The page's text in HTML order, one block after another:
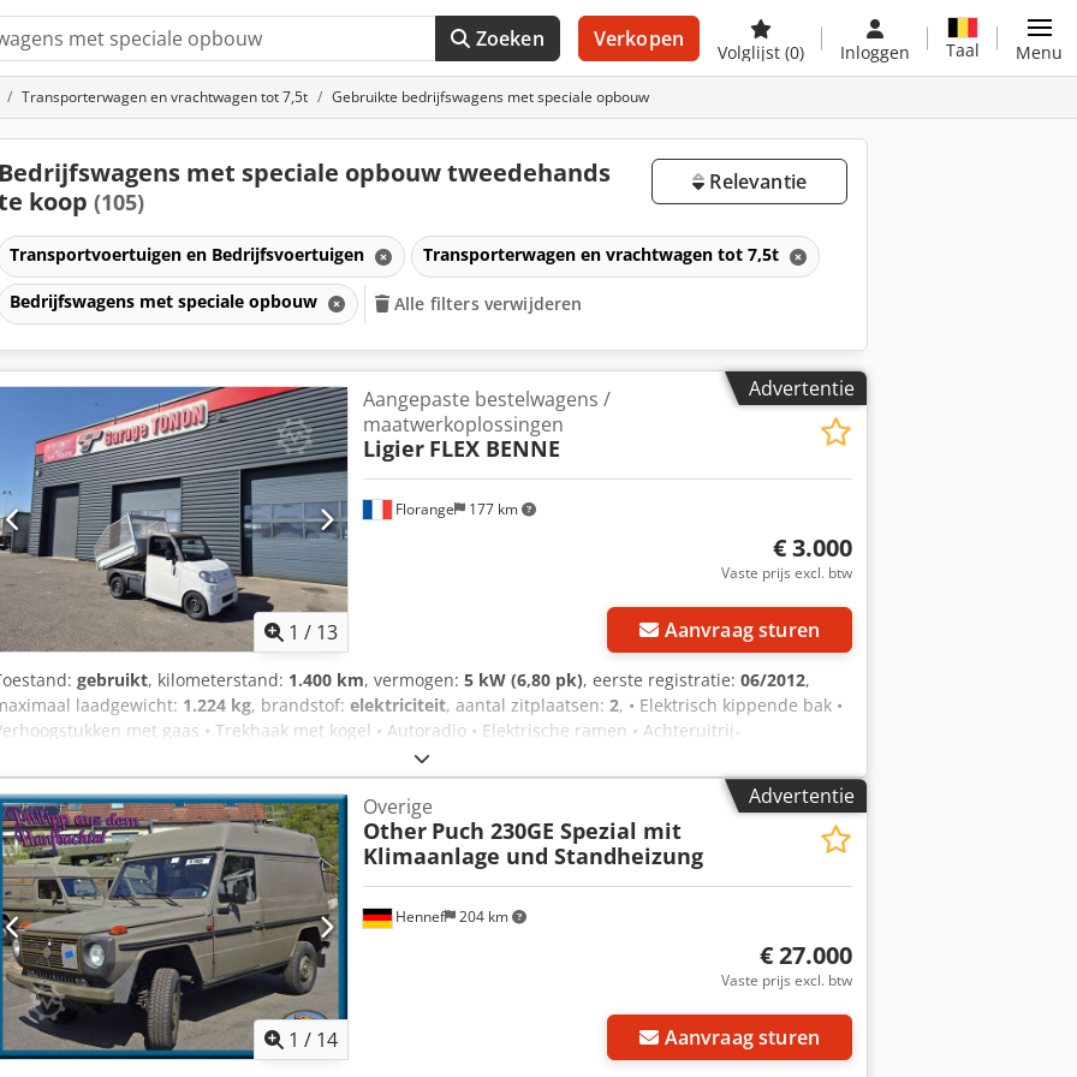
Zoeken Verkopen
Volglijst (0) Inloggen Taal Menu
Transporterwagen en vrachtwagen tot 7,5t Gebruikte bedrijfswagens met speciale opbouw
Bedrijfswagens met speciale opbouw tweedehands
koop (105)
Relevantie
Transportvoertuigen en Bedrijfsvoertuigen Transporterwagen en vrachtwagen tot 7,5t
Bedrijfswagens met speciale opbouw Alle filters verwijderen
Advertentie
1 / 13
Florange 177 km
Aangepaste bestelwagens /
maatwerkoplossingen
Ligier FLEX BENNE
€ 3.000
Vaste prijs excl. btw
Aanvraag sturen
gebruikt, kilometerstand: 1.400 km, vermogen: 5 kW (6,80 pk), eerste registratie: 06/2012,
laadgewicht: 1.224 kg, brandstof: elektriciteit, aantal zitplaatsen: 2, • Elektrisch kippende bak •
met gaas • Trekhaak met kogel • Autoradio • Elektrische ramen • Achteruitrij-
parkeersensoren • Nieuwe voorremmen (schijven en remblokken) Dcodpfx Anjzr Aahj Tok • 4 nieuwe
Advertentie
1 / 14
Hennef 204 km
Overige
Other Puch 230GE Spezial mit
Klimaanlage und Standheizung
€ 27.000
Vaste prijs excl. btw
Aanvraag sturen